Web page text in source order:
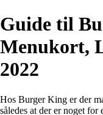
Guide til
Menukort,
2022
Hos Burger King er der
således at der er noget